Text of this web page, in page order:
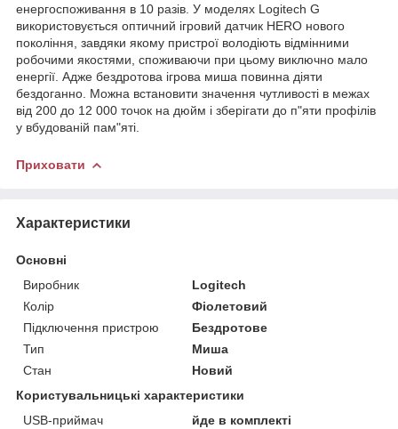
енергоспоживання в 10 разів. У моделях Logitech G
використовується оптичний ігровий датчик HERO нового
покоління, завдяки якому пристрої володіють відмінними
робочими якостями, споживаючи при цьому виключно мало
енергії. Адже бездротова ігрова миша повинна діяти
бездоганно. Можна встановити значення чутливості в межах
від 200 до 12 000 точок на дюйм і зберігати до п"яти профілів
у вбудованій пам"яті.
Приховати
Характеристики
Основні
Виробник
Logitech
Колір
Фіолетовий
Підключення пристрою
Бездротове
Тип
Миша
Стан
Новий
Користувальницькі характеристики
USB-приймач
йде в комплекті